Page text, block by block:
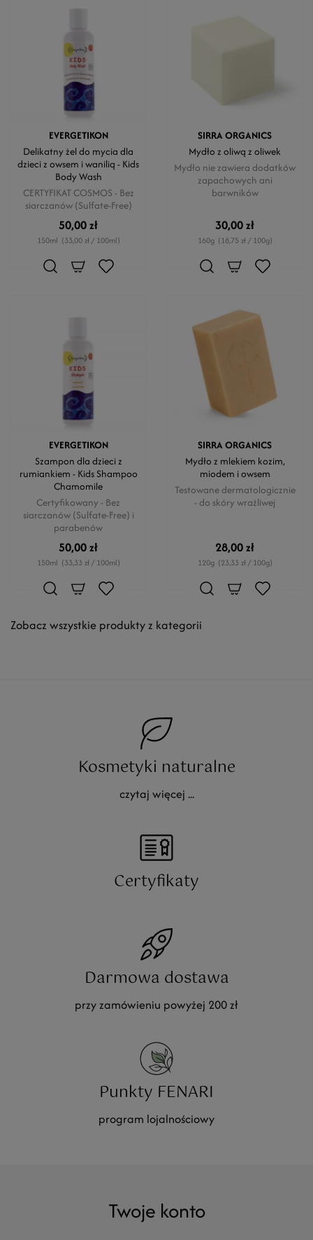
EVERGETIKON
Delikatny żel do mycia dla
dzieci z owsem i wanilią - Kids
Body Wash
CERTYFIKAT COSMOS - Bez
siarczanów (Sulfate-Free)
50,00 zł
150ml (33,00 zł / 100ml)
SIRRA ORGANICS
Mydło z oliwą z oliwek
Mydło nie zawiera dodatków
zapachowych ani
barwników
30,00 zł
160g (18,75 zł / 100g)
EVERGETIKON
Szampon dla dzieci z
rumiankiem - Kids Shampoo
Chamomile
Certyfikowany - Bez
siarczanów (Sulfate-Free) i
parabenów
50,00 zł
150ml (33,33 zł / 100ml)
SIRRA ORGANICS
Mydło z mlekiem kozim,
miodem i owsem
Testowane dermatologicznie
- do skóry wrażliwej
28,00 zł
120g (23,33 zł / 100g)
Zobacz wszystkie produkty z kategorii
Kosmetyki naturalne
czytaj więcej ...
Certyfikaty
Darmowa dostawa
przy zamówieniu powyżej 200 zł
Punkty FENARI
program lojalnościowy
Twoje konto